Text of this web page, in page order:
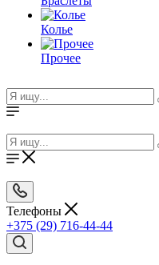
Колье
Прочее
Телефоны
+375 (29) 716-44-44